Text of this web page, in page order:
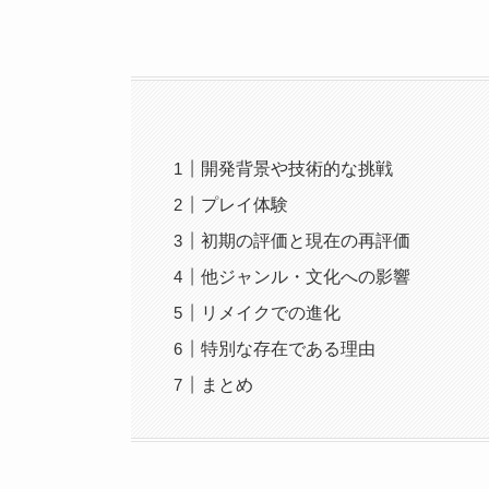
開発背景や技術的な挑戦
プレイ体験
初期の評価と現在の再評価
他ジャンル・文化への影響
リメイクでの進化
特別な存在である理由
まとめ